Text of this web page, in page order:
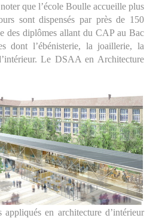
que l’école Boulle accueille plus
sont dispensés par près de 150
des diplômes allant du CAP au Bac
dont l’ébénisterie, la joaillerie, la
Le DSAA en Architecture
en architecture d’intérieur